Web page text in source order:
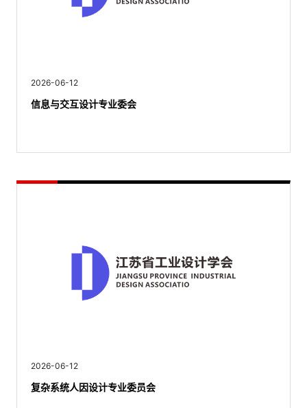
2026-06-12
信息与交互设计专业委会
2026-06-12
复杂系统人因设计专业委员会